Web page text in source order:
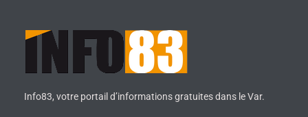
Info83, votre portail d’informations gratuites dans le Var.